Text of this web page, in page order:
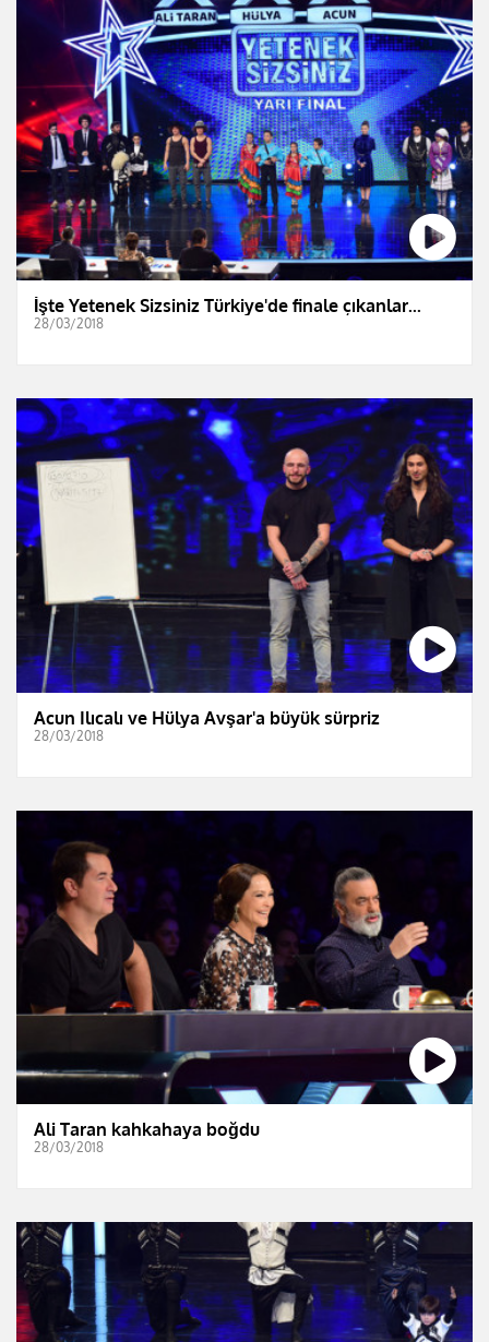
İşte Yetenek Sizsiniz Türkiye'de finale çıkanlar...
28/03/2018
Acun Ilıcalı ve Hülya Avşar'a büyük sürpriz
28/03/2018
Ali Taran kahkahaya boğdu
28/03/2018